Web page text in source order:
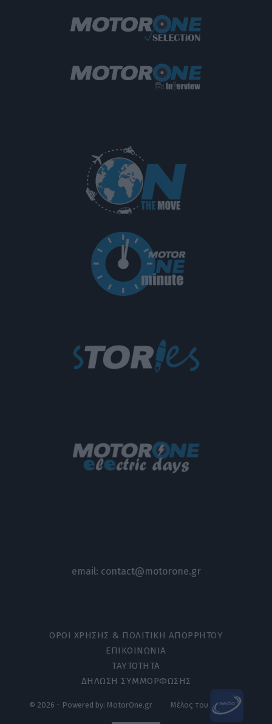
email: contact@motorone.gr
ΟΡΟΙ ΧΡΗΣΗΣ & ΠΟΛΙΤΙΚΗ ΑΠΟΡΡΗΤΟΥ
ΕΠΙΚΟΙΝΩΝΙΑ
ΤΑΥΤΟΤΗΤΑ
ΔΗΛΩΣΗ ΣΥΜΜΟΡΦΩΣΗΣ
© 2026 - Powered by: MotorOne.gr Μέλος του